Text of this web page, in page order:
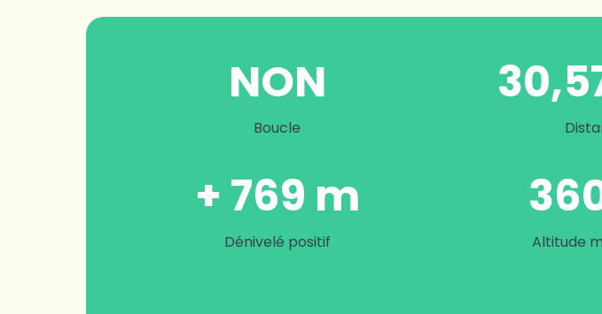
NON
Boucle
+ 769 m
Dénivelé positif Altitude